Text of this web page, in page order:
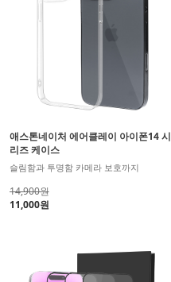
애스톤네이처 에어클레이 아이폰14 시
리즈 케이스
슬림함과 투명함 카메라 보호까지
14,900원
11,000원